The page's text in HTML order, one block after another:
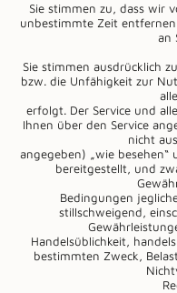
Sie stimmen zu, dass wir
unbestimmte Zeit
an
Sie stimmen ausdrücklich
bzw. die Unfähigkeit zur
erfolgt. Der Service und
Ihnen über den Service
nicht
angegeben) „wie
bereitgestellt, und
Bedingungen
stillschweigend,
Handelsüblichkeit,
bestimmten Zweck,